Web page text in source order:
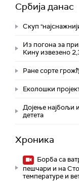
Србија данас
Скуп
Из погона за
Кину извезено
Ране сорте
Eколошки
Дојење најбољи
детета
Хроника
Борба са
пешчари и на
температуре и